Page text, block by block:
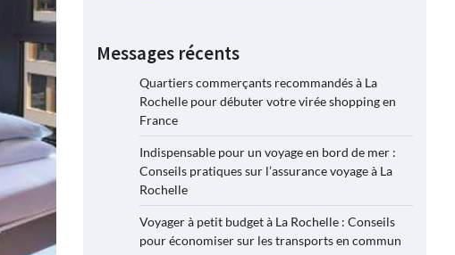
Messages récents
Quartiers commerçants recommandés à La
Rochelle pour débuter votre virée shopping en
France
Indispensable pour un voyage en bord de mer :
Conseils pratiques sur l’assurance voyage à La
Rochelle
Voyager à petit budget à La Rochelle : Conseils
pour économiser sur les transports en commun